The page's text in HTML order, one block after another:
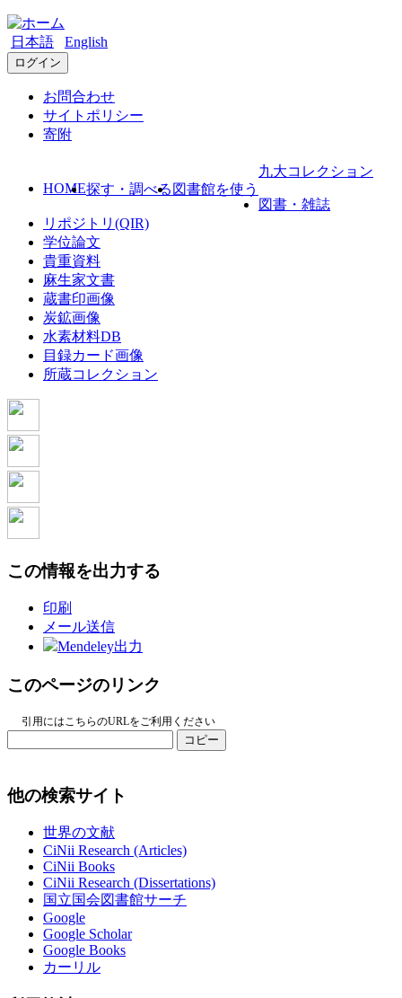
日本語 English
ログイン
お問合わせ
サイトポリシー
寄附
HOME探す・調べる 図書館を使う
九大コレクション
図書・雑誌
リポジトリ(QIR)
学位論文
貴重資料
麻生家文書
蔵書印画像
炭鉱画像
水素材料DB
目録カード画像
所蔵コレクション
この情報を出力する
印刷
メール送信
Mendeley出力
このページのリンク
引用にはこちらのURLをご利用ください
コピー
他の検索サイト
世界の文献
CiNii Research (Articles)
CiNii Books
CiNii Research (Dissertations)
国立国会図書館サーチ
Google
Google Scholar
Google Books
カーリル